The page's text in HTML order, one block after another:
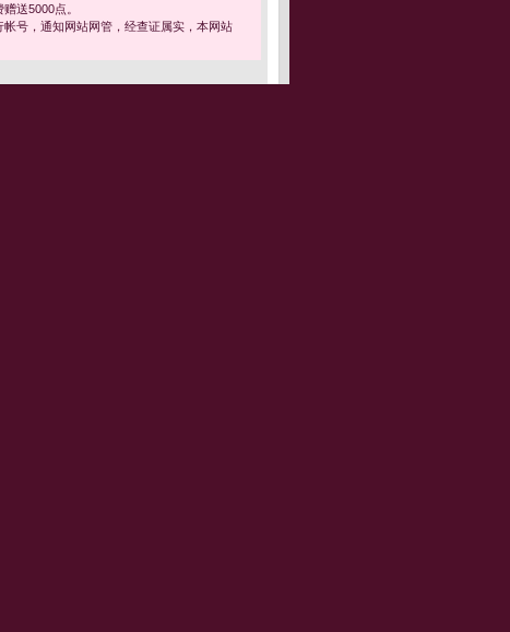
送5000点。
号，通知网站网管，经查证属实，本网站